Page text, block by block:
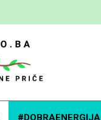
#DOBRAENERGIJA